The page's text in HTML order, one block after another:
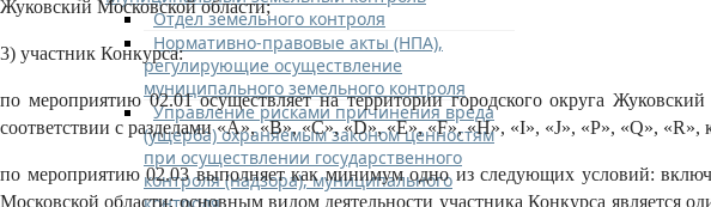
Отдел земельного контроля
Нормативно-правовые акты (НПА),
регулирующие осуществление
муниципального земельного контроля
Управление рисками причинения вреда
(ущерба) охраняемым законом ценностям
при осуществлении государственного
контроля (надзора), муниципального
контроля
Жуковский Московской области;
3) участник Конкурса:
по мероприятию 02.01 осуществляет на территории городского округа
соответствии с разделами «A», «B», «C», «D», «E», «F», «H», «I», «J», «P», «Q»,
по мероприятию 02.03 выполняет как минимум одно из следующих условий:
Московской области; основным видом деятельности участника Конкурса является